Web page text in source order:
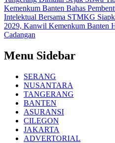
Kemenkum Banten Bahas
Intelektual Bersama STMKG
2029, Kanwil Kemenkum Banten
Cadangan
Menu Sidebar
SERANG
NUSANTARA
TANGERANG
BANTEN
ASURANSI
CILEGON
JAKARTA
ADVERTORIAL